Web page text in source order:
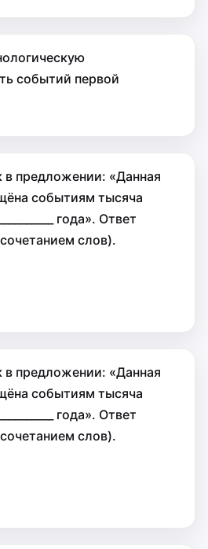
событий первой
в предложении: «Данная
событиям тысяча
года». Ответ
слов).
в предложении: «Данная
событиям тысяча
года». Ответ
слов).